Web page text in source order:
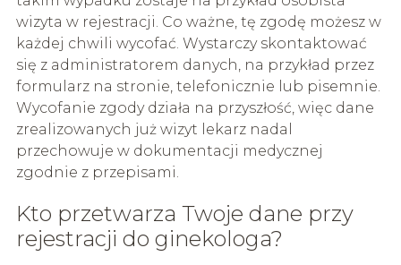
wizyta w rejestracji. Co ważne, tę zgodę możesz w
każdej chwili wycofać. Wystarczy skontaktować
się z administratorem danych, na przykład przez
formularz na stronie, telefonicznie lub pisemnie.
Wycofanie zgody działa na przyszłość, więc dane
zrealizowanych już wizyt lekarz nadal
przechowuje w dokumentacji medycznej
zgodnie z przepisami.
Kto przetwarza Twoje dane przy
rejestracji do ginekologa?